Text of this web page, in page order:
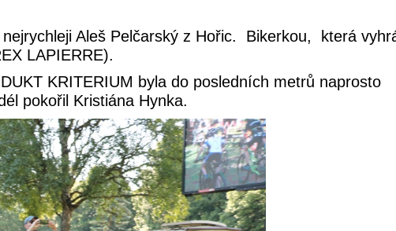
Aleš Pelčarský z Hořic. Bikerkou, která
LAPIERRE).
KRITERIUM byla do posledních metrů naprosto
pokořil Kristiána Hynka.